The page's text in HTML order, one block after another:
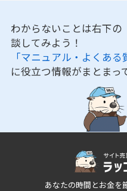
わからないことは右下の
談してみよう！
「マニュアル・よくある
に役立つ情報がまとまっ
あなたの時間とお金を